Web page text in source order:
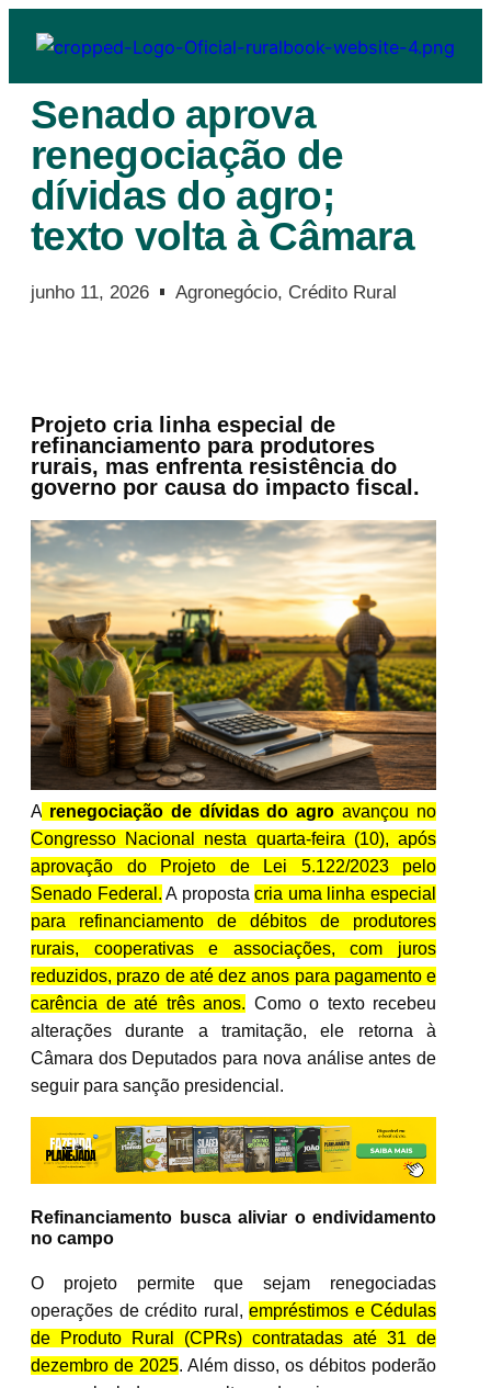
Senado aprova
renegociação de
dívidas do agro;
texto volta à Câmara
junho 11, 2026 Agronegócio, Crédito Rural
Projeto cria linha especial de
refinanciamento para produtores
rurais, mas enfrenta resistência do
governo por causa do impacto fiscal.
A renegociação de dívidas do agro avançou no
Congresso Nacional nesta quarta-feira (10), após
aprovação do Projeto de Lei 5.122/2023 pelo
Senado Federal. A propostacria uma linha especial
para refinanciamento de débitos de produtores
rurais, cooperativas e associações, com juros
reduzidos, prazo de até dez anos para pagamento e
carência de até três anos. Como o texto recebeu
alterações durante a tramitação, ele retorna à
Câmara dos Deputados para nova análise antes de
seguir para sanção presidencial.
Refinanciamento busca aliviar o endividamento
no campo
O projeto permite que sejam renegociadas
operações de crédito rural, empréstimos e Cédulas
de Produto Rural (CPRs) contratadas até 31 de
dezembro de 2025. Além disso, os débitos poderão